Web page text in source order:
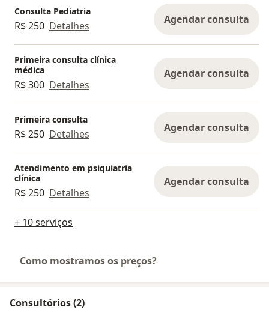
Consulta Pediatria
R$ 250 Detalhes Agendar consulta
Primeira consulta clínica
médica
R$ 300 Detalhes
Agendar consulta
Primeira consulta
R$ 250 Detalhes Agendar consulta
Atendimento em psiquiatria
clínica
R$ 250 Detalhes
Agendar consulta
+ 10 serviços
Como mostramos os preços?
Consultórios (2)